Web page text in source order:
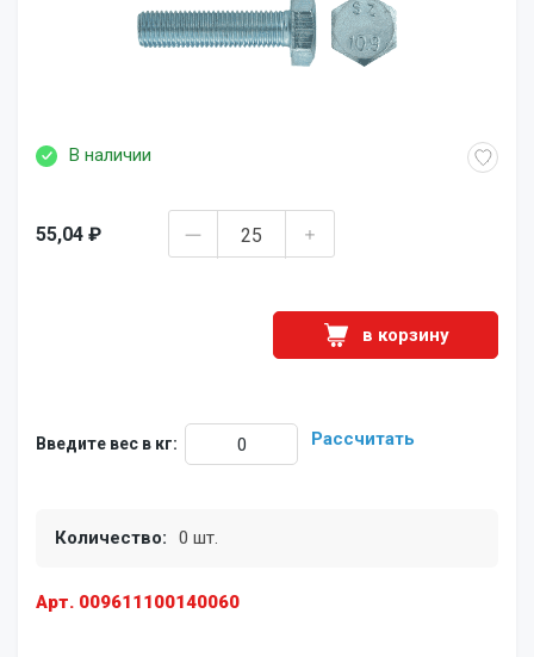
Арт. 009611100140060
В наличии
55,04 ₽
в корзину
Введите вес в кг: Рассчитать
Количество: 0 шт.